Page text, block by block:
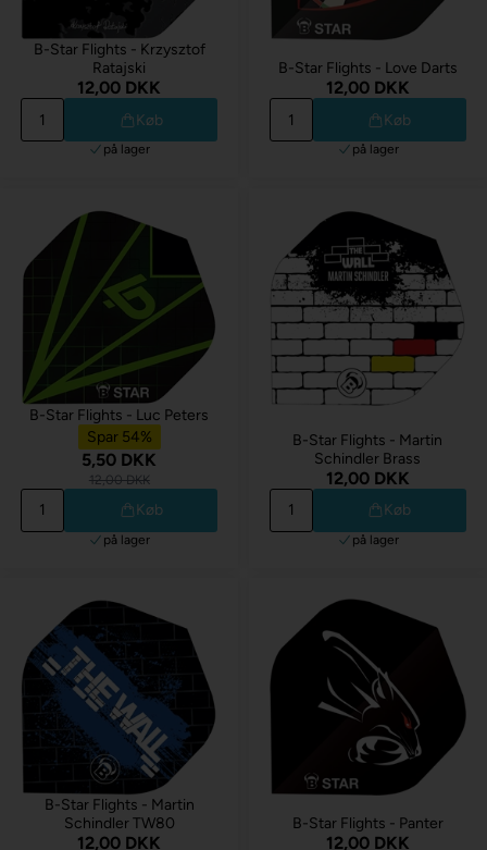
B-Star Flights - Krzysztof
Ratajski
12,00 DKK
Køb
på lager
B-Star Flights - Love Darts
12,00 DKK
Køb
på lager
B-Star Flights - Luc Peters
Spar 54%
5,50 DKK
12,00 DKK
Køb
på lager
B-Star Flights - Martin
Schindler Brass
12,00 DKK
Køb
på lager
B-Star Flights - Martin
Schindler TW80
12,00 DKK
B-Star Flights - Panter
12,00 DKK